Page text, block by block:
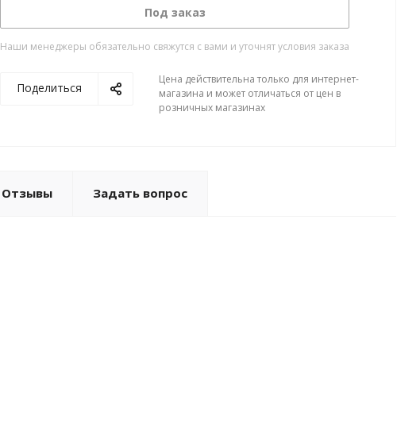
Под заказ
Наши менеджеры обязательно свяжутся с вами и уточнят условия заказа
Поделиться
Цена действительна только для интернет-
магазина и может отличаться от цен в
розничных магазинах
Отзывы Задать вопрос